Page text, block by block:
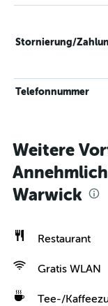
Stornierung/
Telefonnummer
Weitere
Warwick
Restaurant
Gratis WLAN
Tee-/